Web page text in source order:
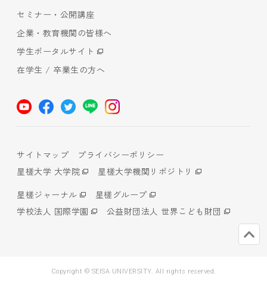
セミナー・公開講座
企業・教育機関の皆様へ
学生ポータルサイト
在学生 / 卒業生の方へ
サイトマップ
プライバシーポリシー
星槎大学 大学院
星槎大学機関リポジトリ
星槎ジャーナル
星槎グループ
学校法人 国際学園
公益財団法人 世界こども財団
Copyright © SEISA UNIVERSITY. All rights reserved.